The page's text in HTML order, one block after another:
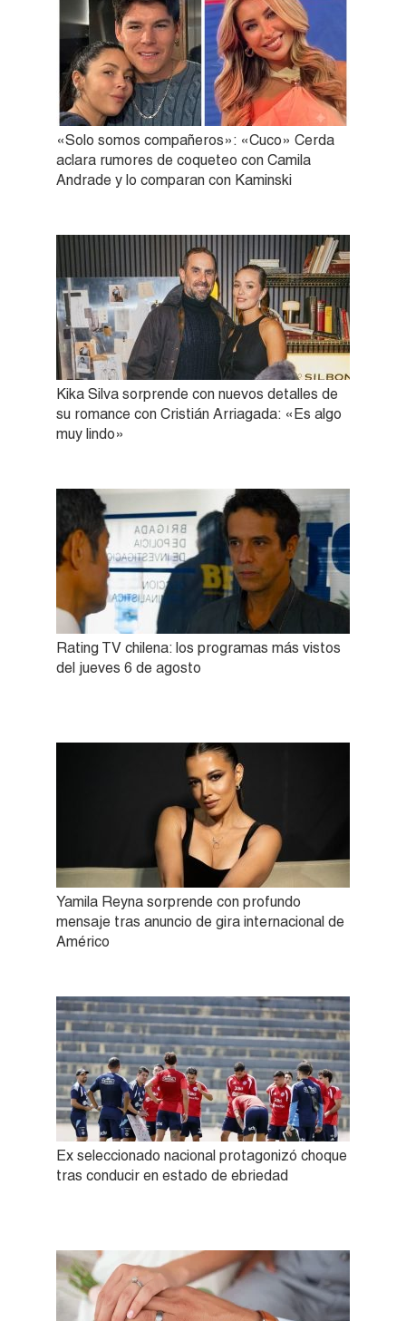
«Solo somos compañeros»: «Cuco» Cerda
aclara rumores de coqueteo con Camila
Andrade y lo comparan con Kaminski
Kika Silva sorprende con nuevos detalles de
su romance con Cristián Arriagada: «Es algo
muy lindo»
Rating TV chilena: los programas más vistos
del jueves 6 de agosto
Yamila Reyna sorprende con profundo
mensaje tras anuncio de gira internacional de
Américo
Ex seleccionado nacional protagonizó choque
tras conducir en estado de ebriedad